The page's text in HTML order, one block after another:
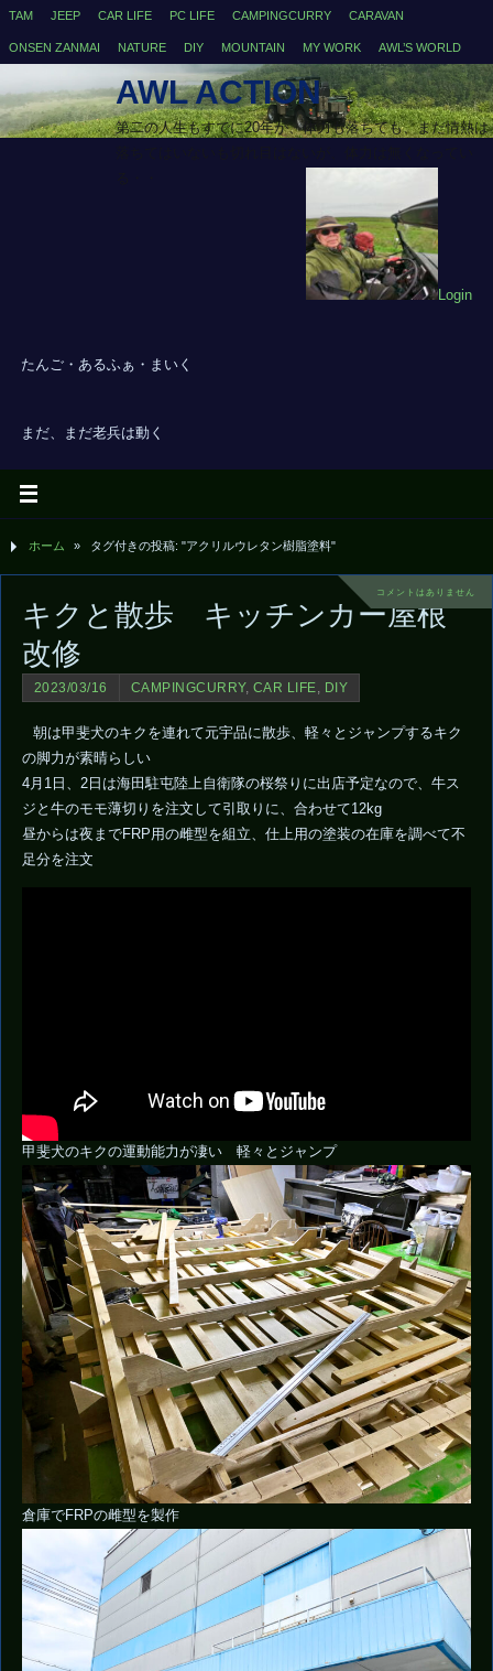
TAM JEEP CAR LIFE PC LIFE CAMPINGCURRY CARAVAN
ONSEN ZANMAI NATURE DIY MOUNTAIN MY WORK AWL’S WORLD
AWL ACTION
第二の人生もすでに20年が、体力も落ちても、まだ情熱は
Login
たんご・あるふぁ・まいく
まだ、まだ老兵は動く
ホーム » タグ付きの投稿: "アクリルウレタン樹脂塗料"
コメントはありません
キクと散歩 キッチンカー屋根
改修
2023/03/16 CAMPINGCURRY, CAR LIFE, DIY
朝は甲斐犬のキクを連れて元宇品に散歩、軽々とジャンプするキク
の脚力が素晴らしい
4月1日、2日は海田駐屯陸上自衛隊の桜祭りに出店予定なので、牛ス
ジと牛のモモ薄切りを注文して引取りに、合わせて12kg
昼からは夜までFRP用の雌型を組立、仕上用の塗装の在庫を調べて不
足分を注文
甲斐犬のキクの運動能力が凄い 軽々とジャンプ
倉庫でFRPの雌型を製作